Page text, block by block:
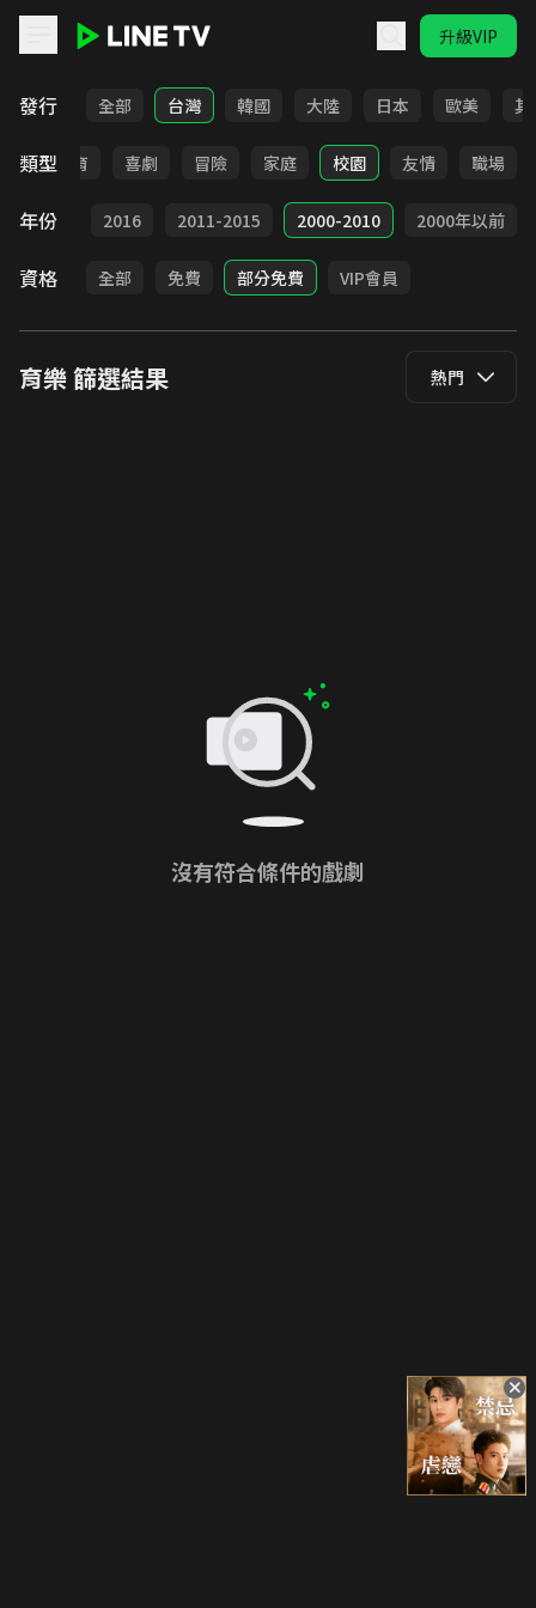
升級VIP
發行 全部 台灣 韓國 大陸 日本 歐美 其
類型教育 喜劇 冒險 家庭 校園 友情 職場
年份
2017 2016 2011-2015 2000-2010 2000年以前
資格 全部 免費 部分免費 VIP會員
育樂篩選結果 熱門
沒有符合條件的戲劇